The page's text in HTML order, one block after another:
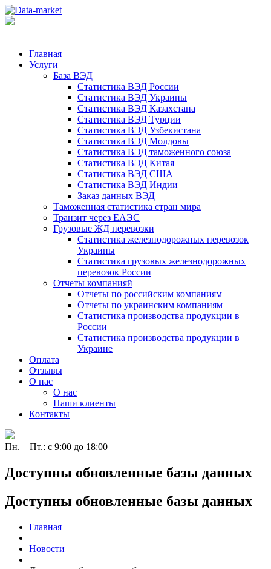
Главная
Услуги
База ВЭД
Статистика ВЭД России
Статистика ВЭД Украины
Статистика ВЭД Казахстана
Статистика ВЭД Турции
Статистика ВЭД Узбекистана
Статистика ВЭД Молдовы
Статистика ВЭД таможенного союза
Статистика ВЭД Китая
Статистика ВЭД США
Статистика ВЭД Индии
Заказ данных ВЭД
Таможенная статистика стран мира
Транзит через ЕАЭС
Грузовые ЖД перевозки
Статистика железнодорожных перевозок
Украины
Статистика грузовых железнодорожных
перевозок России
Отчеты компанияй
Отчеты по российским компаниям
Отчеты по украинским компаниям
Статистика производства продукции в
России
Статистика производства продукции в
Украине
Оплата
Отзывы
О нас
О нас
Наши клиенты
Контакты
Пн. – Пт.: с 9:00 до 18:00
Доступны обновленные базы данных
Доступны обновленные базы данных
Главная
|
Новости
|